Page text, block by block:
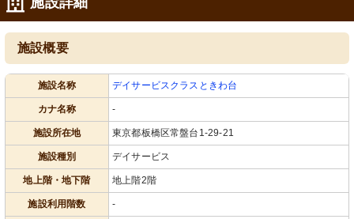
施設概要
施設名称 デイサービスクラスときわ台
カナ名称 -
施設所在地 東京都板橋区常盤台1-29-21
施設種別 デイサービス
地上階・地下階 地上階2階
施設利用階数 -